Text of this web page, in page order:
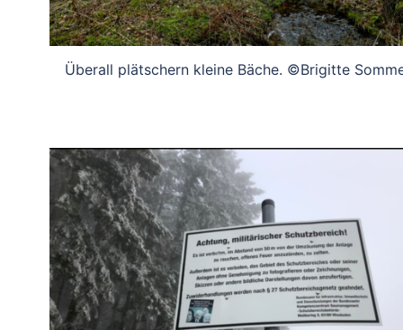
Überall plätschern kleine Bäche. ©Brigitte